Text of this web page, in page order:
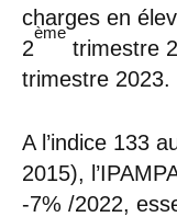
charges en
2
ème
trimestre
trimestre 2023.
A l’indice 133
2015),
-7% /2022,